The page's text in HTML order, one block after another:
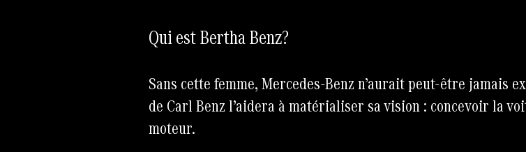
Qui est Bertha Benz?
Sans cette femme, Mercedes-Benz n’aurait peut-être jamais
de Carl Benz l’aidera à matérialiser sa vision : concevoir la
moteur.